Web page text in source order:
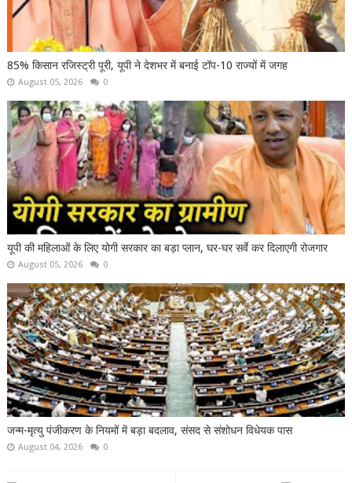
85% किसान रजिस्ट्री पूरी, यूपी ने देशभर में बनाई टॉप-10 राज्यों में जगह
August 05, 2026 0
यूपी की महिलाओं के लिए योगी सरकार का बड़ा प्लान, घर-घर सर्वे कर दिलाएगी रोजगार
August 05, 2026 0
जन्म-मृत्यु पंजीकरण के नियमों में बड़ा बदलाव, संसद से संशोधन विधेयक पास
August 04, 2026 0